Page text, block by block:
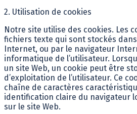
2. Utilisation de cookies
Notre site utilise des cookies. Les
fichiers texte qui sont stockés
Internet, ou par le navigateur
informatique de l’utilisateur.
un site Web, un cookie peut être
d’exploitation de l’utilisateur. Ce
chaîne de caractères
identification claire du navigateur
sur le site Web.